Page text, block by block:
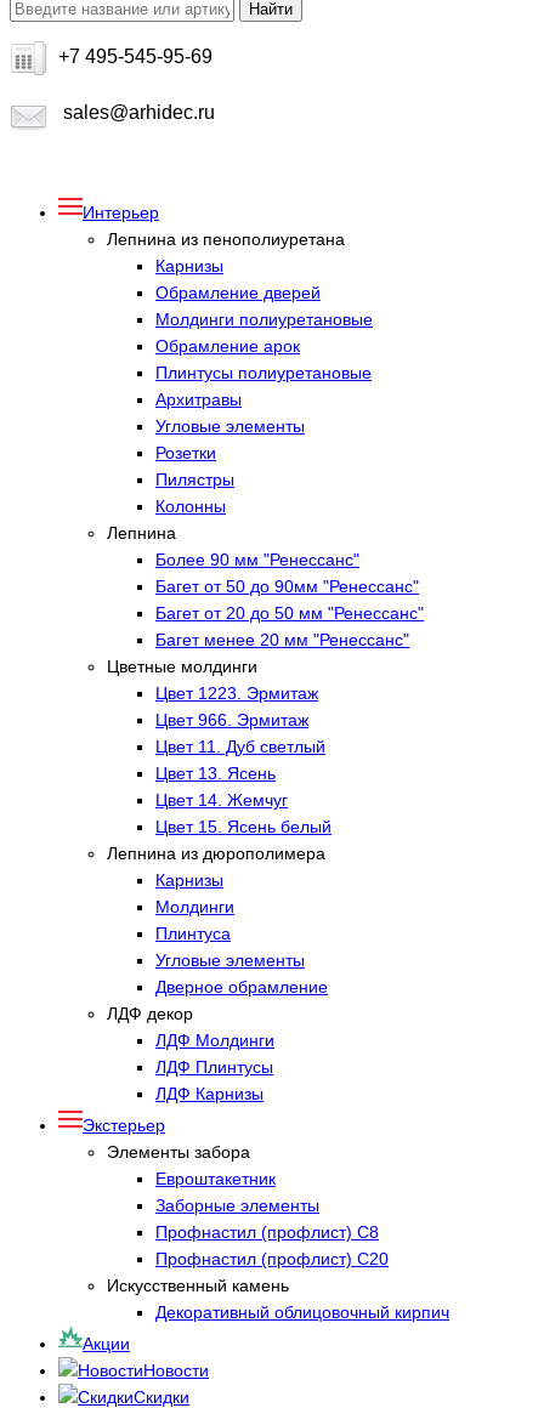
+7 495-545-95-69
sales@arhidec.ru
Интерьер
Лепнина из пенополиуретана
Карнизы
Обрамление дверей
Молдинги полиуретановые
Обрамление арок
Плинтусы полиуретановые
Архитравы
Угловые элементы
Розетки
Пилястры
Колонны
Лепнина
Более 90 мм "Ренессанс"
Багет от 50 до 90мм "Ренессанс"
Багет от 20 до 50 мм "Ренессанс"
Багет менее 20 мм "Ренессанс"
Цветные молдинги
Цвет 1223. Эрмитаж
Цвет 966. Эрмитаж
Цвет 11. Дуб светлый
Цвет 13. Ясень
Цвет 14. Жемчуг
Цвет 15. Ясень белый
Лепнина из дюрополимера
Карнизы
Молдинги
Плинтуса
Угловые элементы
Дверное обрамление
ЛДФ декор
ЛДФ Молдинги
ЛДФ Плинтусы
ЛДФ Карнизы
Экстерьер
Элементы забора
Евроштакетник
Заборные элементы
Профнастил (профлист) С8
Профнастил (профлист) С20
Искусственный камень
Декоративный облицовочный кирпич
Акции
Новости
Скидки